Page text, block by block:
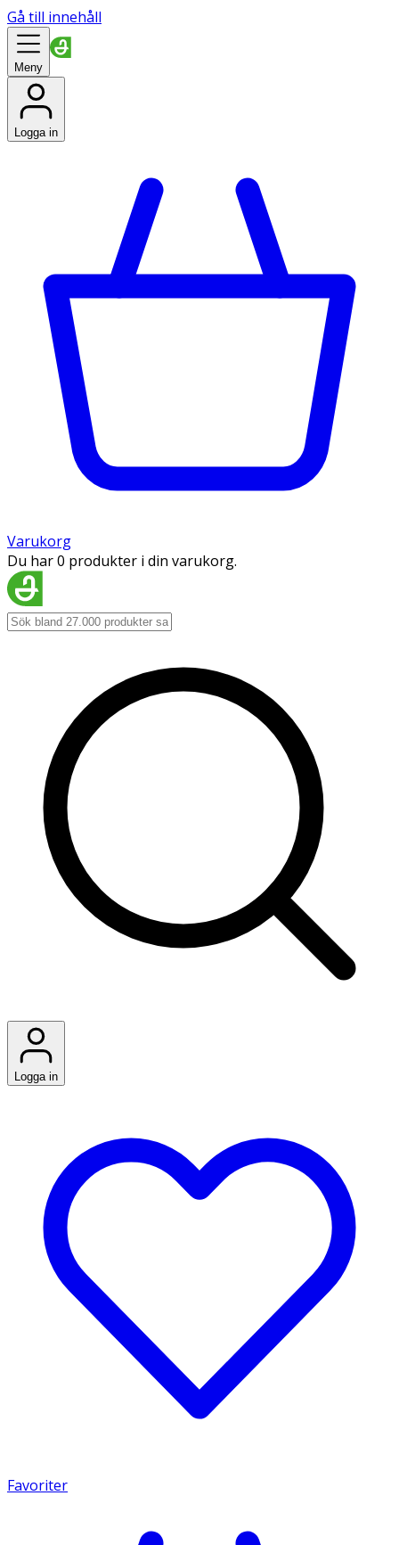
Gå till innehåll
Meny
Logga in
Varukorg
Du har 0 produkter i din varukorg.
Logga in
Favoriter